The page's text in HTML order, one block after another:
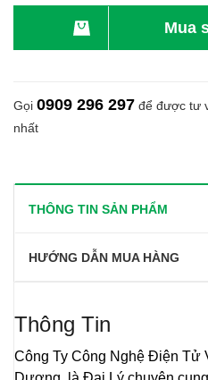
Mua
Gọi 0909 296 297 để được tư
nhất
THÔNG TIN SẢN PHẨM
HƯỚNG DẪN MUA HÀNG
Thông Tin
Công Ty Công Nghệ Điện Tử